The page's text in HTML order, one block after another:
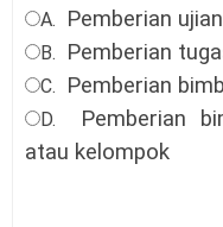
A. Pemberian
B. Pemberian
C. Pemberian
D.
Pemberian
atau kelompok